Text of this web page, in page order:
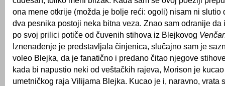
ona mene otkrije (možda je bolje reći: ogoli) nisam ni slutio
dva pesnika postoji neka bitna veza. Znao sam odranije da
po svoj prilici potiče od čuvenih stihova iz Blejkovog
Iznenađenje je predstavljala činjenica, slučajno sam je
voleo Blejka, da je fanatično i predano čitao njegove
kada bi napustio neki od veštačkih rajeva, Morison je
umetničkog raja Vilijama Blejka. Kucao je i, naravno, vrata